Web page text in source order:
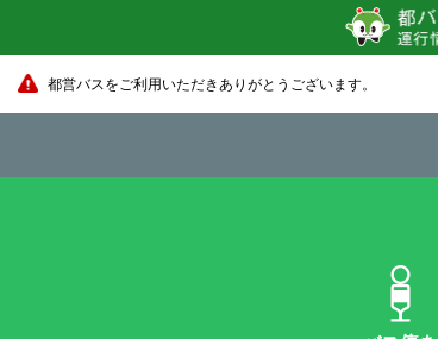
都営バスをご利用いただきありがとうございます。